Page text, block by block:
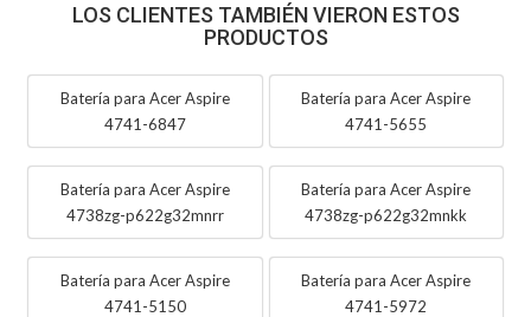
LOS CLIENTES TAMBIÉN VIERON ESTOS
PRODUCTOS
Batería para Acer Aspire
4741-6847
Batería para Acer Aspire
4741-5655
Batería para Acer Aspire
4738zg-p622g32mnrr
Batería para Acer Aspire
4738zg-p622g32mnkk
Batería para Acer Aspire
4741-5150
Batería para Acer Aspire
4741-5972